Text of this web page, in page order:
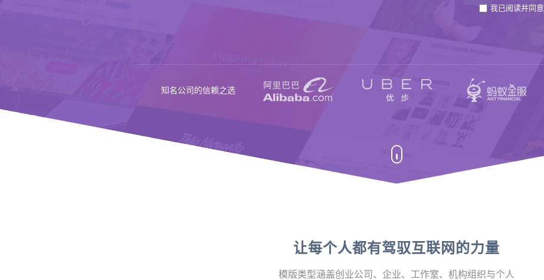
我已阅读并同意
知名公司的信赖之选
让每个人都有驾驭互联网的力量
模版类型涵盖创业公司、企业、工作室、机构组织与个人